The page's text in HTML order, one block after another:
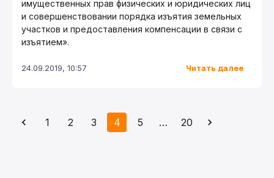
имущественных прав физических и юридических лиц
и совершенствовании порядка изъятия земельных
участков и предоставления компенсации в связи с
изъятием».
24.09.2019, 10:57 Читать далее
1 2 3 4 5 … 20